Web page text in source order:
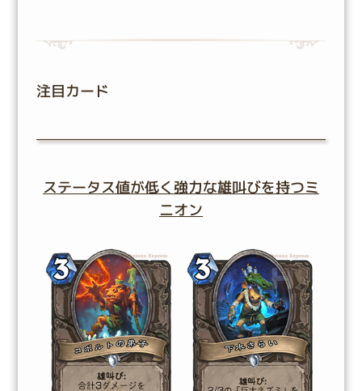
注目カード
ステータス値が低く強力な雄叫びを持つミ
ニオン